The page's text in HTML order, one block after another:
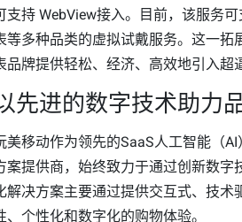
支持 WebView接入。目前，该服务
等多种品类的虚拟试戴服务。这一
品牌提供轻松、经济、高效地引入超
先进的数字技术助力
美移动作为领先的SaaS人工智能（
案提供商，始终致力于通过创新数
解决方案主要通过提供交互式、技
、个性化和数字化的购物体验。